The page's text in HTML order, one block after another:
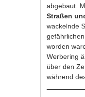
abgebaut.
Straßen
wackelnde
worden
Werbering
über den
während